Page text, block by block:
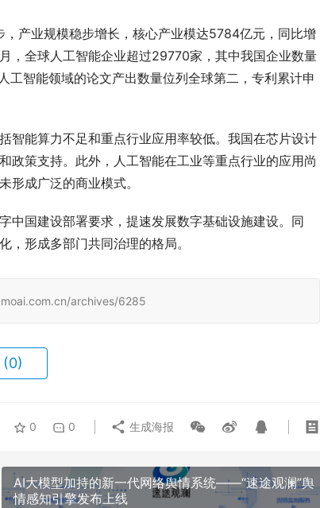
产业规模稳步增长，核心产业模达5784亿元，同比增
，全球人工智能企业超过29770家，其中我国企业数量
智能领域的论文产出数量位列全球第二，专利累计申
智能算力不足和重点行业应用率较低。我国在芯片设计
政策支持。此外，人工智能在工业等重点行业的应用尚
形成广泛的商业模式。
中国建设部署要求，提速发展数字基础设施建设。同
，形成多部门共同治理的格局。
archives/6285
(0)
0 0 生成海报
AI大模型加持的新一代网络舆情系统——“速途观澜”舆
情感知引擎发布上线